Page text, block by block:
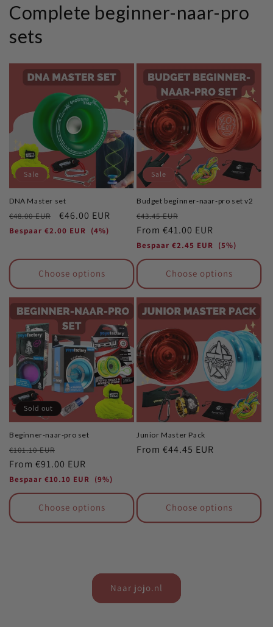
Complete beginner-naar-pro
sets
Sale
DNA Master set
Regular
price
€48.00 EUR
Sale
price
€46.00 EUR
Bespaar €2.00 EUR (4%)
Choose options
Sale
Budget beginner-naar-pro set v2
Regular
price
€43.45 EUR
price
From €41.00 EUR
Bespaar €2.45 EUR (5%)
Choose options
Sold out
Beginner-naar-pro set
Regular
price
€101.10 EUR
price
From €91.00 EUR
Bespaar €10.10 EUR (9%)
Choose options
Junior Master Pack
Regular
From €44.45 EUR
Choose options
Naar jojo.nl